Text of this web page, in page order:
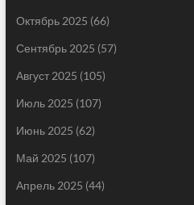
Октябрь 2025 (66)
Сентябрь 2025 (57)
Август 2025 (105)
Июль 2025 (107)
Июнь 2025 (62)
Май 2025 (107)
Апрель 2025 (44)